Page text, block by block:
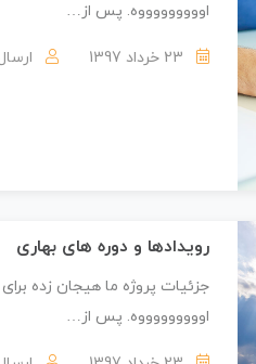
اوووووووووه. پس از…
23 خرداد 1397
رویدادها و دوره های بهاری
جزئیات پروژه ما هیجان زده
اوووووووووه. پس از…